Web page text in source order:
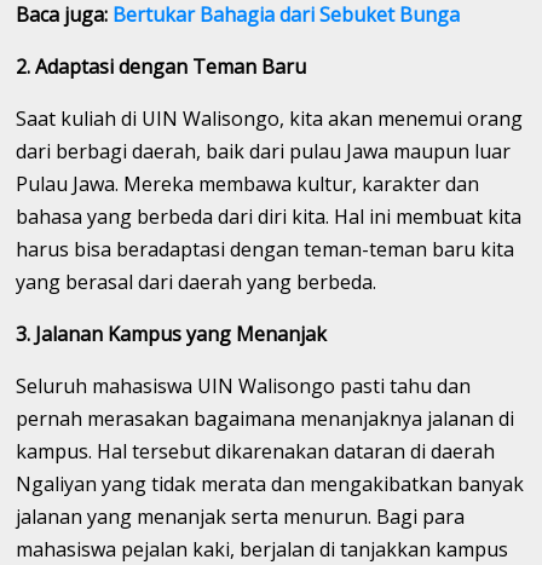
Baca juga: Bertukar Bahagia dari Sebuket Bunga
2. Adaptasi dengan Teman Baru
Saat kuliah di UIN Walisongo, kita akan menemui orang
dari berbagi daerah, baik dari pulau Jawa maupun luar
Pulau Jawa. Mereka membawa kultur, karakter dan
bahasa yang berbeda dari diri kita. Hal ini membuat kita
harus bisa beradaptasi dengan teman-teman baru kita
yang berasal dari daerah yang berbeda.
3. Jalanan Kampus yang Menanjak
Seluruh mahasiswa UIN Walisongo pasti tahu dan
pernah merasakan bagaimana menanjaknya jalanan di
kampus. Hal tersebut dikarenakan dataran di daerah
Ngaliyan yang tidak merata dan mengakibatkan banyak
jalanan yang menanjak serta menurun. Bagi para
mahasiswa pejalan kaki, berjalan di tanjakkan kampus